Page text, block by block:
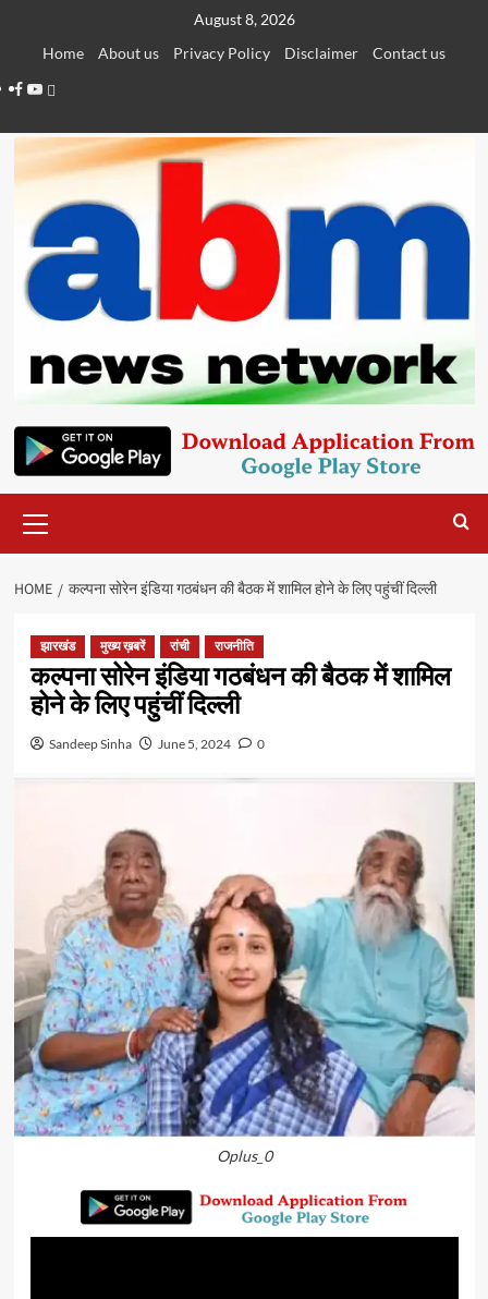
August 8, 2026
Home
About us Privacy Policy Disclaimer
Contact us
Facebook
YoutubeTelegram
Menu
HOME कल्पना सोरेन इंडिया गठबंधन की बैठक में शामिल होने के लिए पहुंचीं दिल्ली
झारखंड मुख्य ख़बरें रांची राजनीति
कल्पना सोरेन इंडिया गठबंधन की बैठक में शामिल
होने के लिए पहुंचीं दिल्ली
Sandeep Sinha June 5, 2024 0
Oplus_0